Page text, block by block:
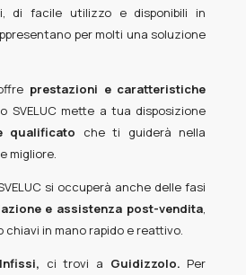
di facile utilizzo e disponibili in
per molti una soluzione
prestazioni e caratteristiche
SVELUC mette a tua disposizione
qualificato che ti guiderà nella
migliore.
si occuperà anche delle fasi
e assistenza post-vendita,
in mano rapido e reattivo.
Infissi, ci trovi a Guidizzolo. Per